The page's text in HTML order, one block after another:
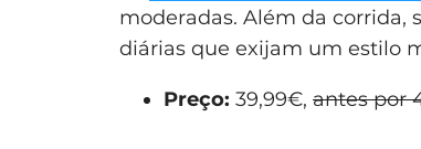
moderadas. Além da corrida,
diárias que exijam um estilo
Preço: 39,99€, antes por